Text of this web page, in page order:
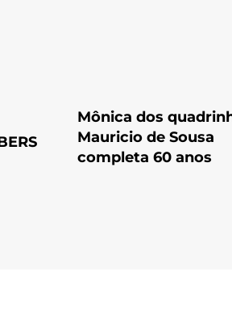
Mônica dos
Mauricio de Sousa
completa 60 anos